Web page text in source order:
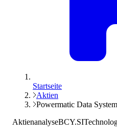
Startseite
Aktien
Powermatic Data
AktienanalyseBCY.SI